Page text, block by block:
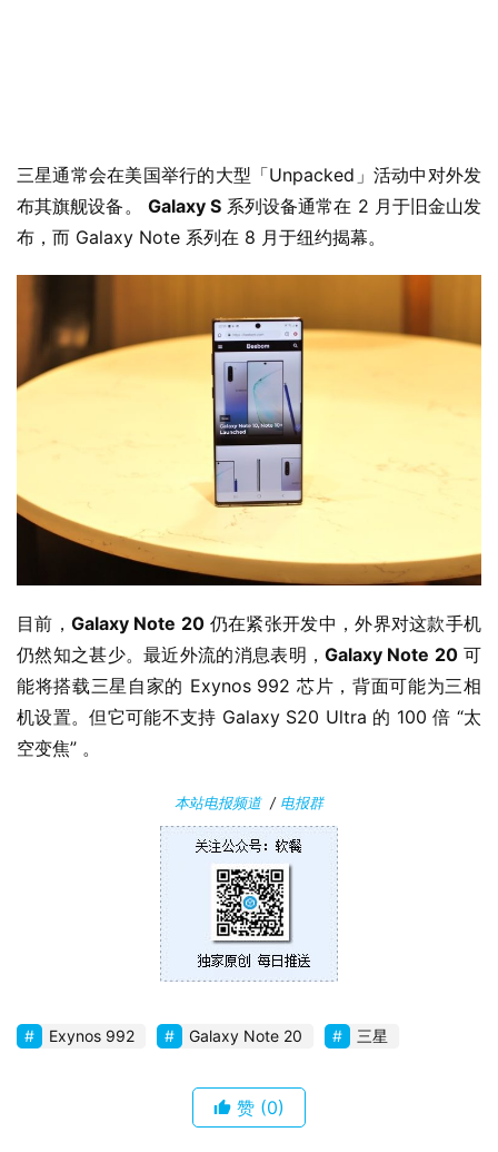
业
界
W
1
n
1
P
C
软
件
安
三星通常会在美国举行的大型「Unpacked」活动中对外发
布其旗舰设备。 Galaxy S 系列设备通常在 2 月于旧金山发
布，而 Galaxy Note 系列在 8 月于纽约揭幕。
目前， Galaxy Note 20 仍在紧张开发中，外界对这款手机
仍然知之甚少。最近外流的消息表明，Galaxy Note 20 可
能将搭载三星自家的 Exynos 992 芯片，背面可能为三相
机设置。但它可能不支持 Galaxy S20 Ultra 的 100 倍 “太
空变焦” 。
本站电报频道/ 电报群
Exynos 992 Galaxy Note 20 三星
赞 (0)